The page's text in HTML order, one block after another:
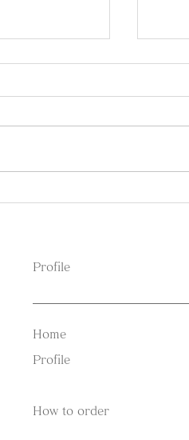
を納品しま
GW
​Profile
Home
​Profile
​How to order